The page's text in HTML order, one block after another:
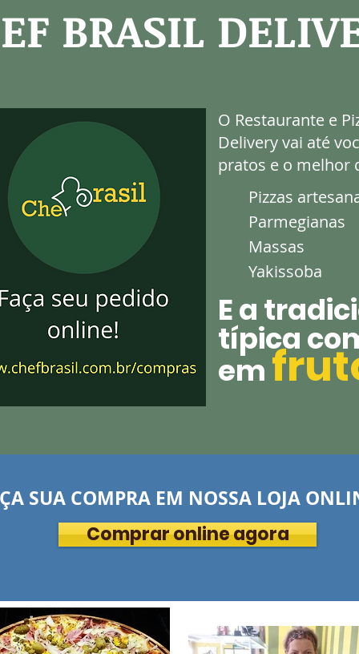
BRASIL
O Restaurante e
Delivery vai até
pratos e o melhor
Pizzas
Parmegianas
Massas
Yakissoba
E a
típica
em
SUA COMPRA EM NOSSA LOJA
Comprar online agora